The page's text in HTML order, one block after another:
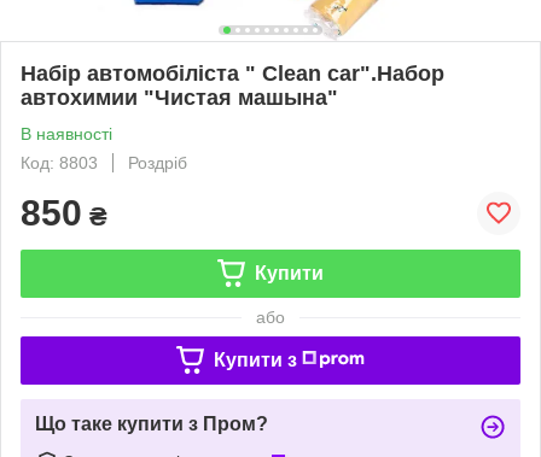
Набір автомобіліста " Clean car".Набор
автохимии "Чистая машына"
В наявності
Код: 8803
Роздріб
850 ₴
Купити
або
Купити з
Що таке купити з Пром?